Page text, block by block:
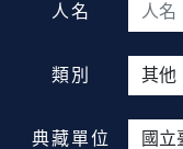
人名
類別
典藏單位